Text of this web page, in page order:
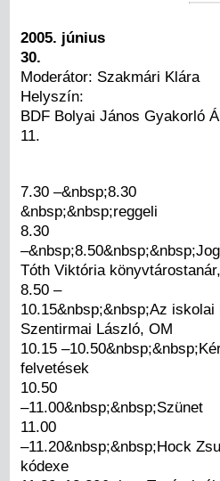
2005. június
30.
Moderátor: Szakmári Klára
Helyszín:
BDF Bolyai János Gyakorló
11.
7.30 –&nbsp;8.30
&nbsp;&nbsp;reggeli
8.30
Tóth Viktória
8.50 –
10.15&nbsp;&nbsp;Az
Szentirmai László, OM
10.15
felvetések
10.50
–11.00&nbsp;&nbsp;Szünet
11.00
–11.20&nbsp;&nbsp;Hock
kódexe